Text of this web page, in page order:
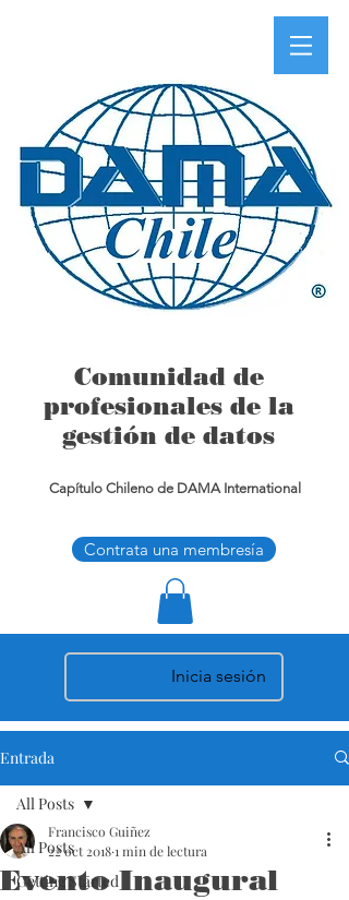
Comunidad de
profesionales de la
gestión de datos
Capítulo Chileno de DAMA International
Contrata una membresía
Inicia sesión
Entrada
All Posts
Getting Started
All Posts
Evento Inaugural
Francisco Guiñez
22 oct 20181 min de lectura